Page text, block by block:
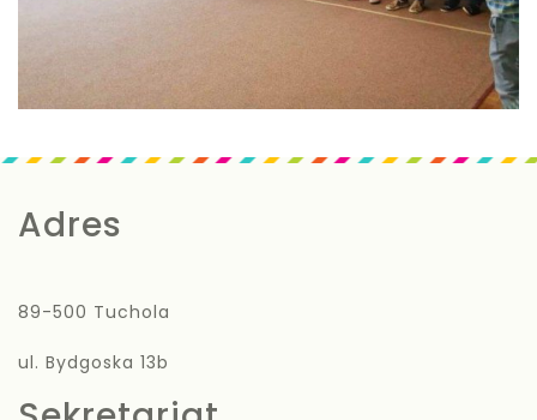
Adres
89-500 Tuchola
ul. Bydgoska 13b